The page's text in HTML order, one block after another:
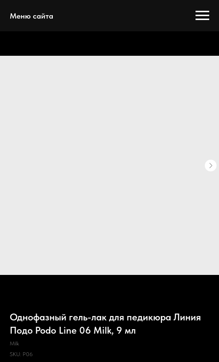
Меню сайта
Однофазный гель-лак для педикюра Линия
Подо Podo Line 06 Milk, 9 мл
Milk
SKU: P06